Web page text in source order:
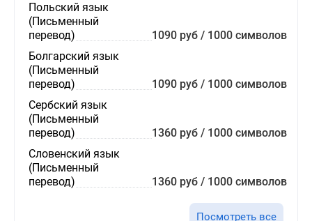
Польский язык
(Письменный
перевод)
1090 руб / 1000 символов
Болгарский язык
(Письменный
перевод)
1090 руб / 1000 символов
Сербский язык
(Письменный
перевод)
1360 руб / 1000 символов
Словенский язык
(Письменный
перевод)
1360 руб / 1000 символов
Посмотреть все